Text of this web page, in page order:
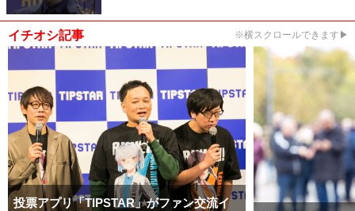
イチオシ記事 ※横スクロールできます▶
投票アプリ「TIPSTAR」がファン交流イ